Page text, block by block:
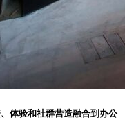
体验和社群营造融合到办公